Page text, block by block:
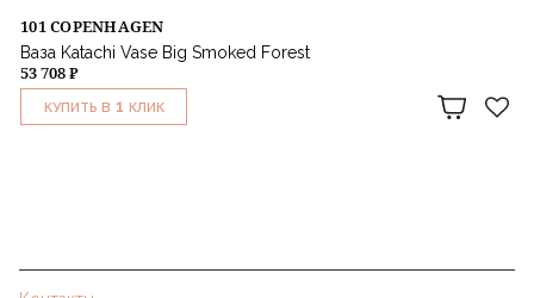
101 COPENHAGEN
Ваза Katachi Vase Big Smoked Forest
53 708 ₽
КУПИТЬ В 1 КЛИК